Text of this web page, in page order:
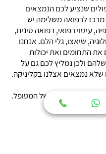
שנציע לכם הנמצאים
לרפואה משלימה יש
עיסוי רפואי, רפואה סינית,
שיאצו, גלי הלם. אנחנו
התחומים ואת יכולות
ולכן נמליץ לכם גם על
שלא נמצאים אצלנו בקליניקה.
היא בריאותו של המטופל.